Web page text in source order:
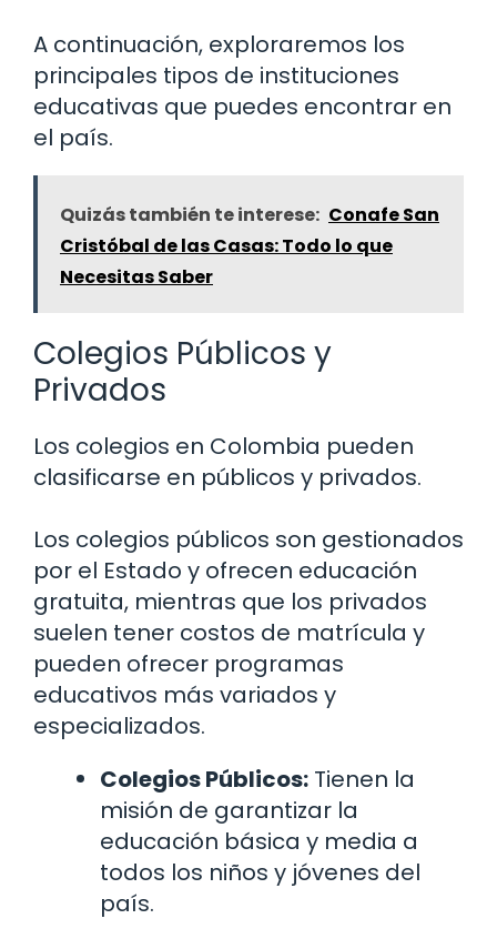
A continuación, exploraremos los
principales tipos de instituciones
educativas que puedes encontrar en
el país.
Quizás también te interese: Conafe San
Cristóbal de las Casas: Todo lo que
Necesitas Saber
Colegios Públicos y
Privados
Los colegios en Colombia pueden
clasificarse en públicos y privados.
Los colegios públicos son gestionados
por el Estado y ofrecen educación
gratuita, mientras que los privados
suelen tener costos de matrícula y
pueden ofrecer programas
educativos más variados y
especializados.
Colegios Públicos: Tienen la
misión de garantizar la
educación básica y media a
todos los niños y jóvenes del
país.